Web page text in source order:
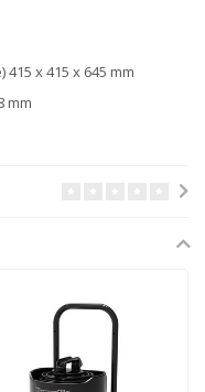
x 415 x 645 mm
mm